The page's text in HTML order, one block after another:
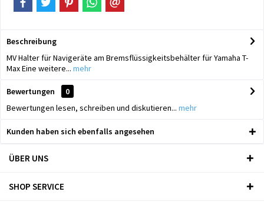
Beschreibung
MV Halter für Navigeräte am Bremsflüssigkeitsbehälter für Yamaha T-
Max Eine weitere... mehr
Bewertungen
0
Bewertungen lesen, schreiben und diskutieren... mehr
Kunden haben sich ebenfalls angesehen
ÜBER UNS
SHOP SERVICE